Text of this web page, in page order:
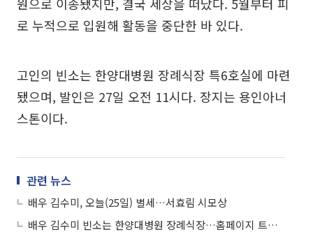
로 누적으로 입원해 활동을 중단한 바 있다.
고인의 빈소는 한양대병원 장례식장 특6호실에 마련
됐으며, 발인은 27일 오전 11시다. 장지는 용인아너
스톤이다.
관련 뉴스
배우 김수미, 오늘(25일) 별세…서효림 시모상
배우 김수미 빈소는 한양대병원 장례식장…홈페이지 트래픽 초과